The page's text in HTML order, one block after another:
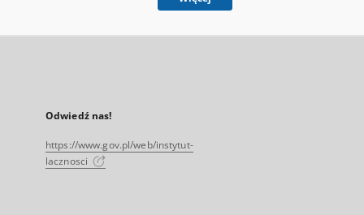
Odwiedź nas!
https://www.gov.pl/web/instytut-
lacznosci